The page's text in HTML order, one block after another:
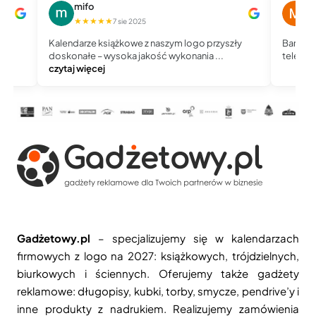
mifo
★★★★★7 sie 2025
Kalendarze książkowe z naszym logo przyszły
doskonałe – wysoka jakość wykonania ...
czytaj więcej
Bardzo
Gadżetowy.pl – specjalizujemy się w kalendarzach
firmowych z logo na 2027: książkowych, trójdzielnych,
biurkowych i ściennych. Oferujemy także gadżety
reklamowe: długopisy, kubki, torby, smycze, pendrive’y i
inne produkty z nadrukiem. Realizujemy zamówienia